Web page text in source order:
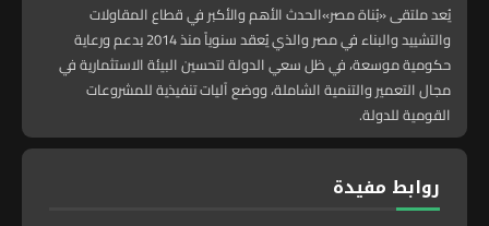
يُعد ملتقى «بُناة مصر»الحدث الأهم والأكبر في قطاع المقاولات
والتشييد والبناء في مصر والذي يُعقد سنوياً منذ 2014 بدعم ورعاية
حكومية موسعة، في ظل سعي الدولة لتحسين البيئة الاستثمارية في
مجال التعمير والتنمية الشاملة، ووضع آليات تنفيذية للمشروعات
القومية للدولة.
روابط مفيدة